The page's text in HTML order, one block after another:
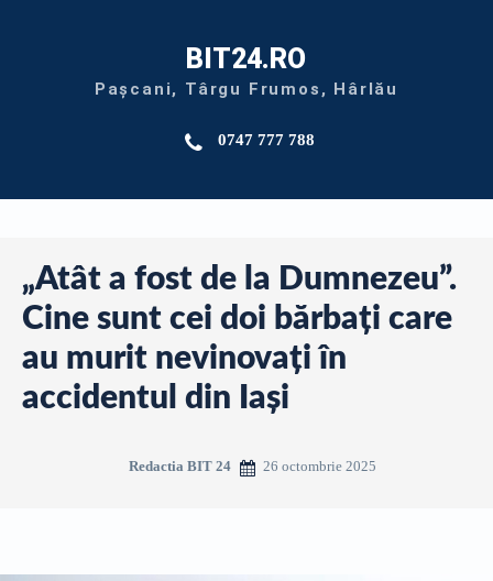
BIT24.RO
Pașcani, Târgu Frumos, Hârlău
0747 777 788
„Atât a fost de la Dumnezeu”.
Cine sunt cei doi bărbaţi care
au murit nevinovaţi în
accidentul din Iaşi
Redactia BIT 24 26 octombrie 2025